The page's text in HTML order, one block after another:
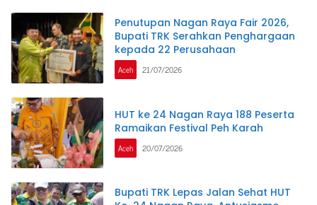
Penutupan Nagan Raya Fair 2026,
Bupati TRK Serahkan Penghargaan
kepada 22 Perusahaan
Aceh 21/07/2026
HUT ke 24 Nagan Raya 188 Peserta
Ramaikan Festival Peh Karah
Aceh 20/07/2026
Bupati TRK Lepas Jalan Sehat HUT